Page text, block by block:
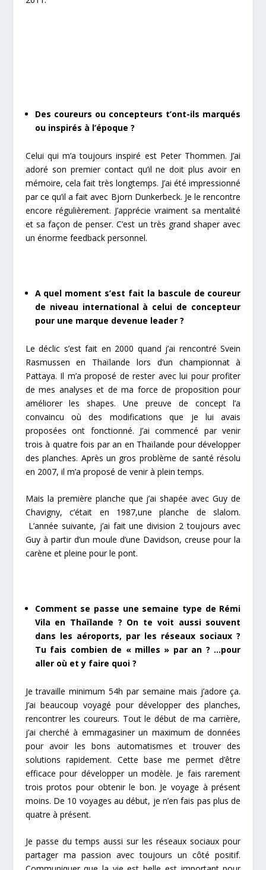
Des coureurs ou concepteurs t’ont-ils marqués
ou inspirés à l’époque ?
Celui qui m’a toujours inspiré est Peter Thommen. J’ai
adoré son premier contact qu’il ne doit plus avoir en
mémoire, cela fait très longtemps. J’ai été impressionné
par ce qu’il a fait avec Bjorn Dunkerbeck. Je le rencontre
encore régulièrement. J’apprécie vraiment sa mentalité
et sa façon de penser. C’est un très grand shaper avec
un énorme feedback personnel.
A quel moment s’est fait la bascule de coureur
de niveau international à celui de concepteur
pour une marque devenue leader ?
Le déclic s’est fait en 2000 quand j’ai rencontré Svein
Rasmussen en Thaïlande lors d’un championnat à
Pattaya. Il m’a proposé de rester avec lui pour profiter
de mes analyses et de ma force de proposition pour
améliorer les shapes. Une preuve de concept l’a
convaincu où des modifications que je lui avais
proposées ont fonctionné. J’ai commencé par venir
trois à quatre fois par an en Thaïlande pour développer
des planches. Après un gros problème de santé résolu
en 2007, il m’a proposé de venir à plein temps.
Mais la première planche que j’ai shapée avec Guy de
Chavigny, c’était en 1987,une planche de slalom.
L’année suivante, j’ai fait une division 2 toujours avec
Guy à partir d’un moule d’une Davidson, creuse pour la
carène et pleine pour le pont.
Comment se passe une semaine type de Rémi
Vila en Thaïlande ? On te voit aussi souvent
dans les aéroports, par les réseaux sociaux ?
Tu fais combien de « milles » par an ? …pour
aller où et y faire quoi ?
Je travaille minimum 54h par semaine mais j’adore ça.
J’ai beaucoup voyagé pour développer des planches,
rencontrer les coureurs. Tout le début de ma carrière,
j’ai cherché à emmagasiner un maximum de données
pour avoir les bons automatismes et trouver des
solutions rapidement. Cette base me permet d’être
efficace pour développer un modèle. Je fais rarement
trois protos pour obtenir le bon. Je voyage à présent
moins. De 10 voyages au début, je n’en fais pas plus de
quatre à présent.
Je passe du temps aussi sur les réseaux sociaux pour
partager ma passion avec toujours un côté positif.